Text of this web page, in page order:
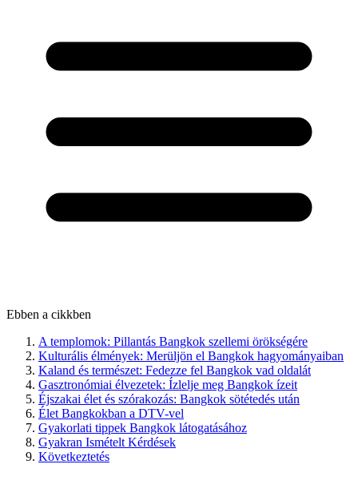
Ebben a cikkben
A templomok: Pillantás Bangkok szellemi örökségére
Kulturális élmények: Merüljön el Bangkok hagyományaiban
Kaland és természet: Fedezze fel Bangkok vad oldalát
Gasztronómiai élvezetek: Ízlelje meg Bangkok ízeit
Éjszakai élet és szórakozás: Bangkok sötétedés után
Élet Bangkokban a DTV-vel
Gyakorlati tippek Bangkok látogatásához
Gyakran Ismételt Kérdések
Következtetés